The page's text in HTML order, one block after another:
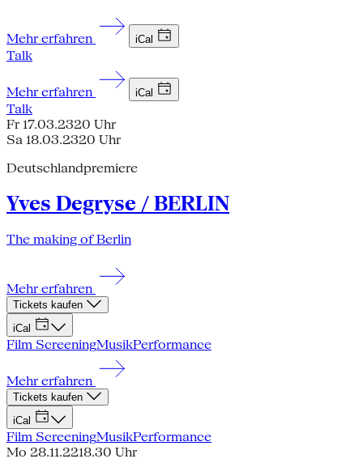
Mehr erfahren iCal
Talk
Mehr erfahren iCal
Talk
Fr 17.03.2320 Uhr
Sa 18.03.2320 Uhr
Deutschlandpremiere
Yves Degryse / BERLIN
The making of Berlin
Mehr erfahren
Tickets kaufen
iCal
Film ScreeningMusikPerformance
Mehr erfahren
Tickets kaufen
iCal
Film ScreeningMusikPerformance
Mo 28.11.2218.30 Uhr